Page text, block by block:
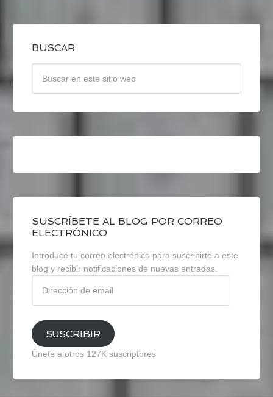
BUSCAR
SUSCRÍBETE AL BLOG POR CORREO
ELECTRÓNICO
Introduce tu correo electrónico para suscribirte a este
blog y recibir notificaciones de nuevas entradas.
email
SUSCRIBIR
Únete a otros 127K suscriptores